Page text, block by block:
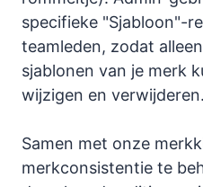
specifieke "Sjabloon"-
teamleden, zodat
sjablonen van je merk
wijzigen en verwijderen.
Samen met onze
merkconsistentie te